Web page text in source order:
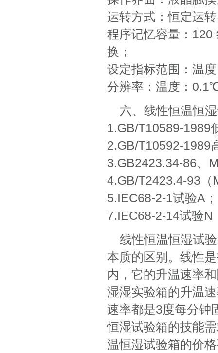
运转方式：恒定运
程序记忆容量：120
换；
设定指标范围：温
分辨率：温度：
六、线性恒温恒
1.GB/T10589-1989
2.GB/T10592-1989
3.GB2423.34-86、
4.GB/T2423.4-93（
5.IEC68-2-1试验A
7.IEC68-2-14试验N
线性恒温恒湿试
本质的区别。线性
内，它的升温速率
湿湿实验箱的升温
速率都是3度每分钟
恒湿试验箱的技能
温恒湿试验箱的价